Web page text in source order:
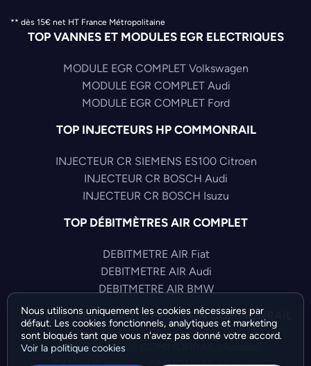
** dès 15€ net HT France Métropolitaine
TOP VANNES ET MODULES EGR ELECTRIQUES
MODULE EGR COMPLET Volkswagen
MODULE EGR COMPLET Audi
MODULE EGR COMPLET Ford
TOP INJECTEURS HP COMMONRAIL
INJECTEUR CR SIEMENS ES100 Citroen
INJECTEUR CR BOSCH Audi
INJECTEUR CR BOSCH Isuzu
TOP DÉBITMÈTRES AIR COMPLET
DEBITMETRE AIR Fiat
DEBITMETRE AIR Audi
DEBITMETRE AIR BMW
TOP CAPTEURS HAUTE PRESSION COMMONRAIL
CAPTEUR PRESS COMMONRAIL Hyundai
Nous utilisons uniquement les cookies nécessaires par
défaut. Les cookies fonctionnels, analytiques et marketing
sont bloqués tant que vous n'avez pas donné votre accord.
Voir la politique cookies